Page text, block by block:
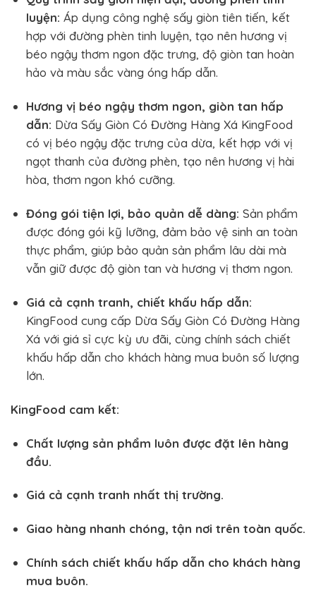
luyện: Áp dụng công nghệ sấy giòn tiên tiến, kết
hợp với đường phèn tinh luyện, tạo nên hương vị
béo ngậy thơm ngon đặc trưng, độ giòn tan hoàn
hảo và màu sắc vàng óng hấp dẫn.
Hương vị béo ngậy thơm ngon, giòn tan hấp
dẫn: Dừa Sấy Giòn Có Đường Hàng Xá KingFood
có vị béo ngậy đặc trưng của dừa, kết hợp với vị
ngọt thanh của đường phèn, tạo nên hương vị hài
hòa, thơm ngon khó cưỡng.
Đóng gói tiện lợi, bảo quản dễ dàng: Sản phẩm
được đóng gói kỹ lưỡng, đảm bảo vệ sinh an toàn
thực phẩm, giúp bảo quản sản phẩm lâu dài mà
vẫn giữ được độ giòn tan và hương vị thơm ngon.
Giá cả cạnh tranh, chiết khấu hấp dẫn:
KingFood cung cấp Dừa Sấy Giòn Có Đường Hàng
Xá với giá sỉ cực kỳ ưu đãi, cùng chính sách chiết
khấu hấp dẫn cho khách hàng mua buôn số lượng
lớn.
KingFood cam kết:
Chất lượng sản phẩm luôn được đặt lên hàng
đầu.
Giá cả cạnh tranh nhất thị trường.
Giao hàng nhanh chóng, tận nơi trên toàn quốc.
Chính sách chiết khấu hấp dẫn cho khách hàng
mua buôn.